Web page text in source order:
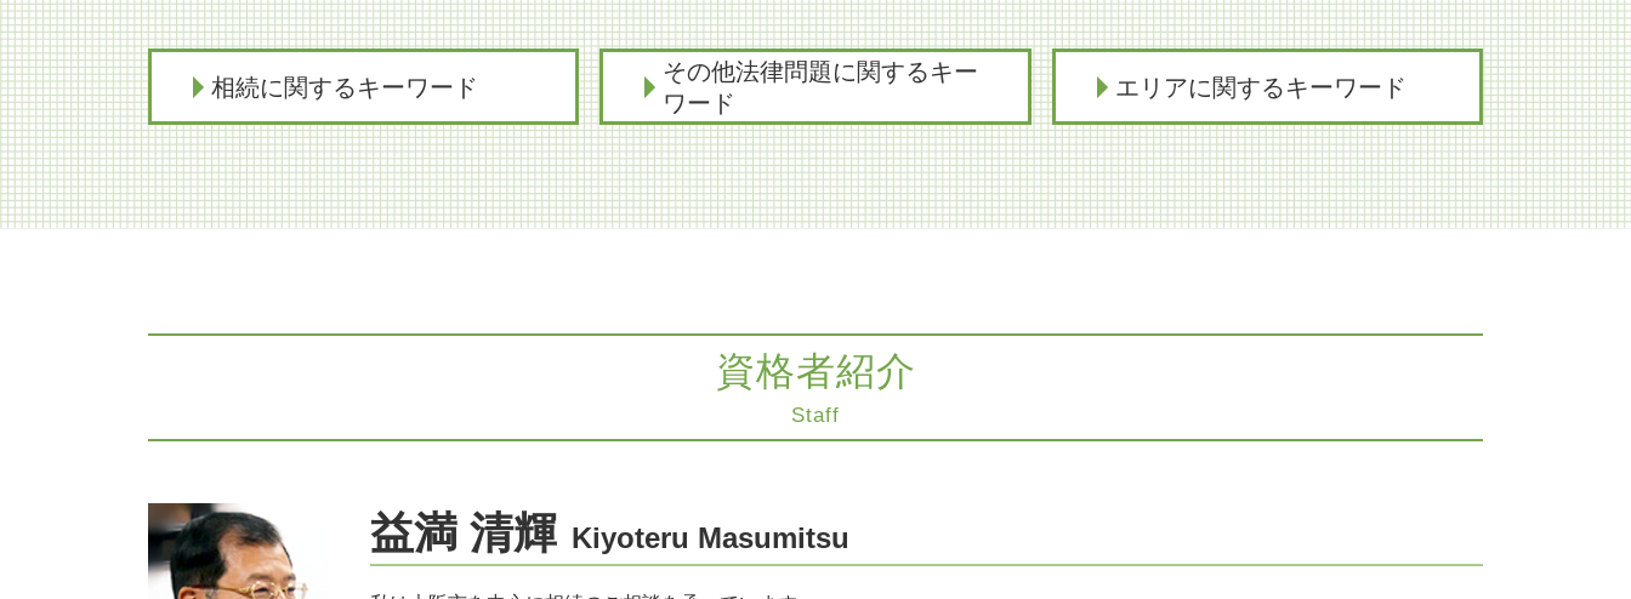
相続に関するキーワード
相続放棄
相続 生前対策 相談
限定承認 わかりやすく
限定承認 賃貸
事業承継 弁護士
遺留分侵害額請求 時効
その他法律問題に関するキー
ワード
削除請求 弁護士
不動産 トラブル 弁護士
医療過誤 不法行為 債務不履行
レーシック 手術 失敗
医療過誤 補償
親知らず 抜歯 失敗された
コンプライアンスとは
協力医 とは
エリアに関するキーワード
医療過誤 神戸市 弁護士
組織再編 大阪市 弁護士
事業承継 大阪市 弁護士
知財紛争 神戸市 弁護士
資格者紹介
Staff
益満 清輝 Kiyoteru Masumitsu